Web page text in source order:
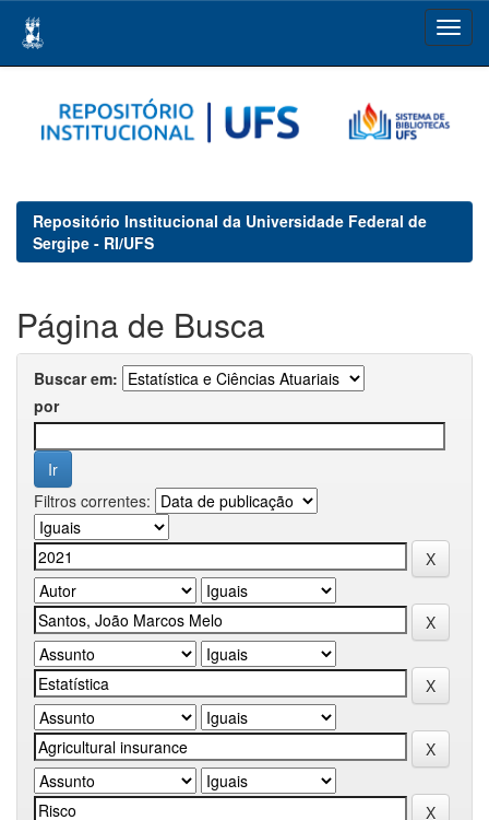
navigation
Repositório Institucional da Universidade Federal de
Sergipe - RI/UFS
Página de Busca
Buscar em:
por
Filtros correntes: